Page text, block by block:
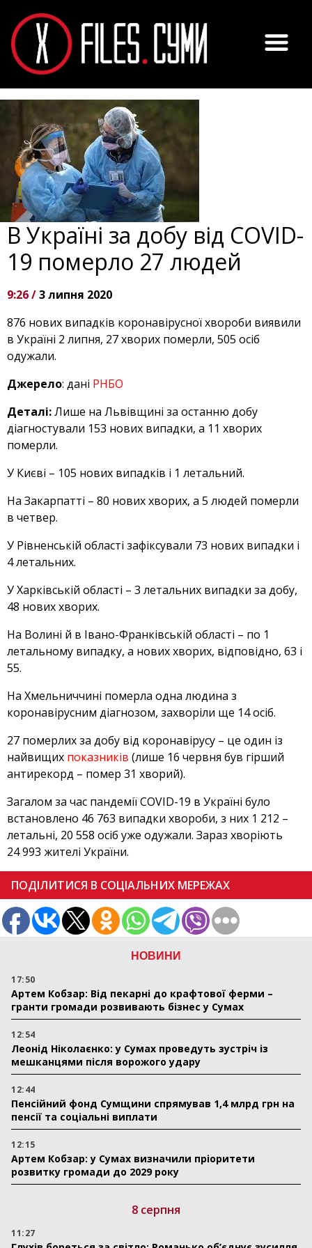
НОВИНИ
17:50
Артем Кобзар: Від пекарні до крафтової ферми –
гранти громади розвивають бізнес у Сумах
12:54
Леонід Ніколаєнко: у Сумах проведуть зустріч із
мешканцями після ворожого удару
12:44
Пенсійний фонд Сумщини спрямував 1,4 млрд грн на
пенсії та соціальні виплати
12:15
Артем Кобзар: у Сумах визначили пріоритети
розвитку громади до 2029 року
8 серпня
11:27
В Україні за добу від COVID-
19 померло 27 людей
9:26 /3 липня 2020
876 нових випадків коронавірусної хвороби виявили
в Україні 2 липня, 27 хворих померли, 505 осіб
одужали.
Джерело: дані РНБО
Деталі:Лише на Львівщині за останню добу
діагностували 153 нових випадки, а 11 хворих
померли.
У Києві – 105 нових випадків і 1 летальний.
На Закарпатті – 80 нових хворих, а 5 людей померли
в четвер.
У Рівненській області зафіксували 73 нових випадки і
4 летальних.
У Харківській області – 3 летальних випадки за добу,
48 нових хворих.
На Волині й в Івано-Франківській області – по 1
летальному випадку, а нових хворих, відповідно, 63 і
55.
На Хмельниччині померла одна людина з
коронавірусним діагнозом, захворіли ще 14 осіб.
27 померлих за добу від коронавірусу – це один із
найвищих показників (лише 16 червня був гірший
антирекорд – помер 31 хворий).
Загалом за час пандемії COVID-19 в Україні було
встановлено 46 763 випадки хвороби, з них 1 212 –
летальні, 20 558 осіб уже одужали. Зараз хворіють
24 993 жителі України.
ПОДІЛИТИСЯ В СОЦІАЛЬНИХ МЕРЕЖАХ